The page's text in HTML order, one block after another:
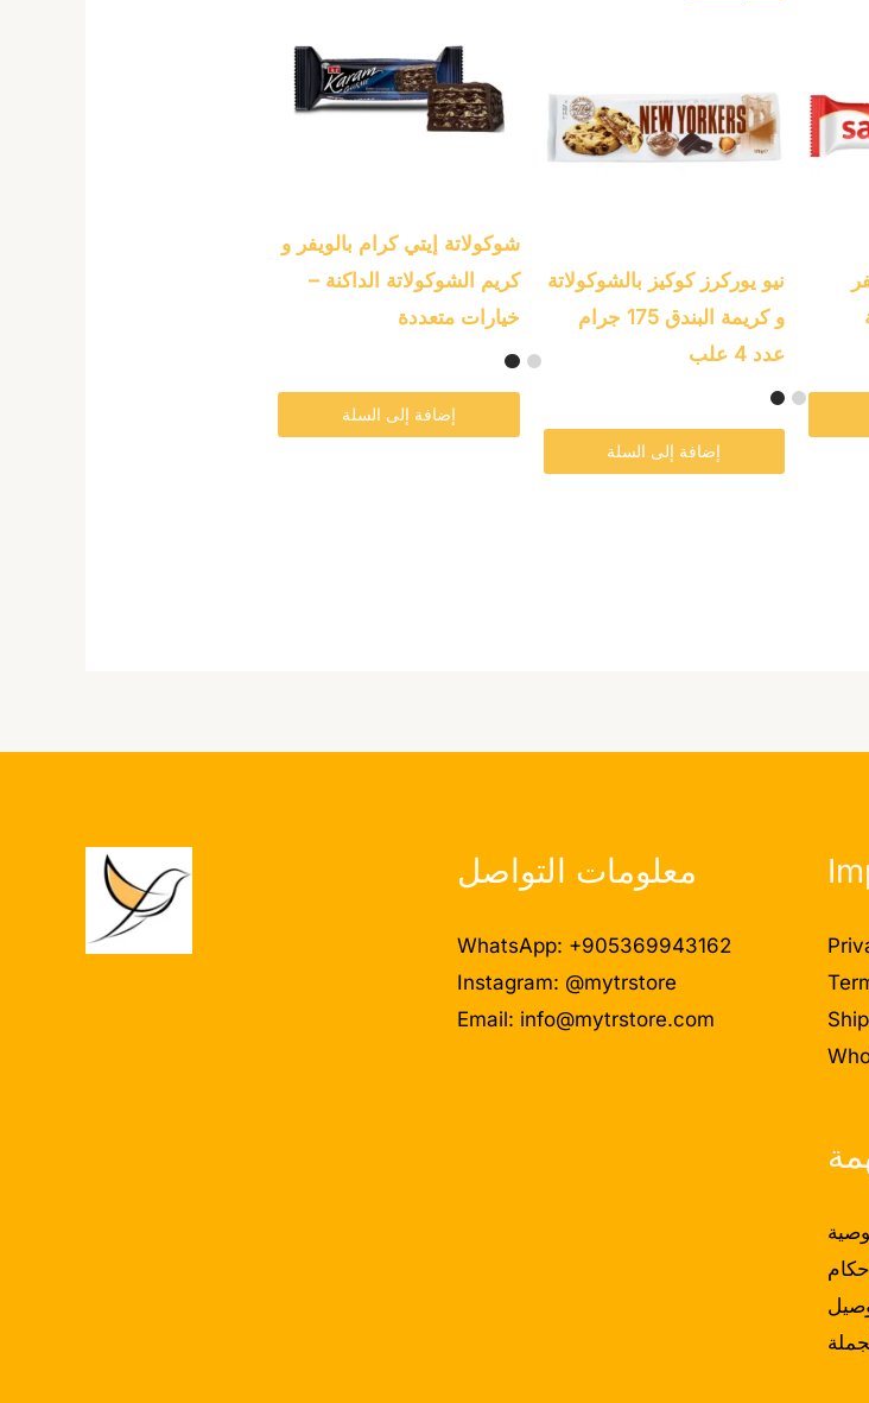
نيو يوركرز كوكيز بالشوكولاتة
و كريمة البندق 175 جرام
عدد 4 علب
إضافة إلى السلة
شوكولاتة إيتي كرام بالويفر و
كريم الشوكولاتة الداكنة –
خيارات متعددة
إضافة إلى السلة
الأشكال
المختلفة
يمكن
اختيار
الخيارات
على
صفحة
معلومات التواصل
WhatsApp: +905369943162
Instagram: @mytrstore
Email: info@mytrstore.com